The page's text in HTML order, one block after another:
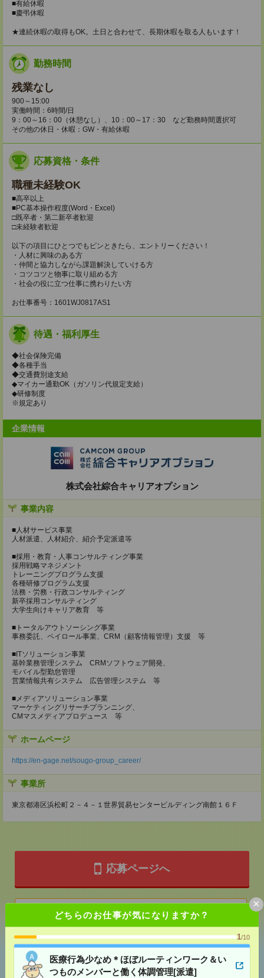
どちらのお仕事が気になりますか？
1/10
医療行為少なめ＊ほぼルーティンワーク＆い
つものメンバーと働く体調管理[派遣]
×
■有給休暇
■慶弔休暇
★連続休暇の取得もOK。土日と合わせて、長期休暇を取る人もいます！
勤務時間
残業なし
900～15:00
実働時間：6時間/日
9：00～16：00（休憩なし）、10：00～17：30 など勤務時間選択可
その他の休日・休暇：GW・有給休暇
応募資格・条件
職種未経験OK
■高卒以上
■PC基本操作程度(Word・Excel)
□既卒者・第二新卒者歓迎
□未経験者歓迎
以下の項目にひとつでもピンときたら、エントリーください！
・人材に興味のある方
・仲間と協力しながら課題解決していける方
・コツコツと物事に取り組める方
・社会の役に立つ仕事に携わりたい方
お仕事番号：1601WJ0817AS1
待遇・福利厚生
◆社会保険完備
◆各種手当
◆交通費別途支給
◆マイカー通勤OK（ガソリン代規定支給）
◆研修制度
※規定あり
企業情報
株式会社綜合キャリアオプション
事業内容
■人材サービス事業
人材派遣、人材紹介、紹介予定派遣等
■採用・教育・人事コンサルティング事業
採用戦略マネジメント
トレーニングプログラム支援
各種研修プログラム支援
法務・労務・行政コンサルティング
新卒採用コンサルティング
大学生向けキャリア教育 等
■トータルアウトソーシング事業
事務委託、ペイロール事業、CRM（顧客情報管理）支援 等
■ITソリューション事業
基幹業務管理システム CRMソフトウェア開発、
モバイル型勤怠管理
営業情報共有システム 広告管理システム 等
■メディアソリューション事業
マーケティングリサーチプランニング、
CMマスメディアプロデュース 等
ホームページ
https://en-gage.net/sougo-group_career/
事業所
東京都港区浜松町２－４－１世界貿易センタービルディング南館１６Ｆ
応募ページへ
気になる！
あなたの閲覧履歴からの
おすすめ